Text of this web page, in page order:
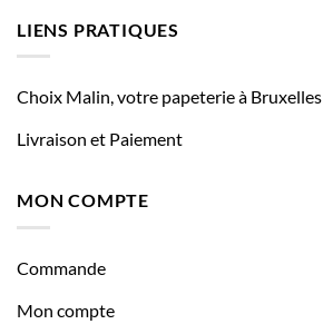
LIENS PRATIQUES
Choix Malin, votre papeterie à Bruxelles
Livraison et Paiement
MON COMPTE
Commande
Mon compte